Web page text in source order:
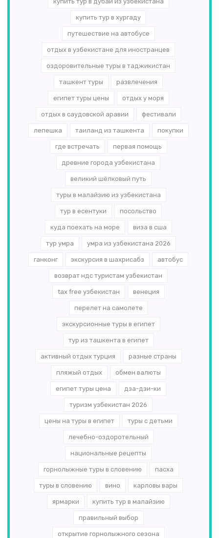
купить тур в хургаду
путешествие на автобусе
отдых в узбекистане для иностранцев
оздоровительные туры в таджикистан
ташкент туры развлечения
египет туры цены отдых у моря
отдых в саудовской аравии фестивали
лепешка таиланд из ташкента покупки
где встречать первая помощь
древние города узбекистана
великий шёлковый путь
туры в малайзию из узбекистана
тур в есентуки посольство
куда поехать на море виза в сша
тур умра умра из узбекистана 2026
ганконг экскурсия в шахрисабз автобус
возврат ндс туристам узбекистан
tax free узбекистан венеция
перелет на самолете
экскурсионные туры в египет
тур из ташкента в египет
активный отдых турция разные страны
пляжый отдых обмен валюты
египет туры цена дза-дзи-ки
туризм узбекистан 2026
цены на туры в египет туры с детьми
лечебно-оздоротельный
национальные рецепты
горнолыжные туры в словению пасха
туры в словению вино карловы вары
ярмарки купить тур в малайзию
правильный выбор
открытие горнолыжного сезона